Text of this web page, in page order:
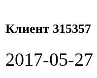
Клиент 315357
2017-05-